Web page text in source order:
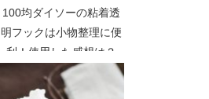
100均ダイソーの粘着透
明フックは小物整理に便
利！使用した感想は？